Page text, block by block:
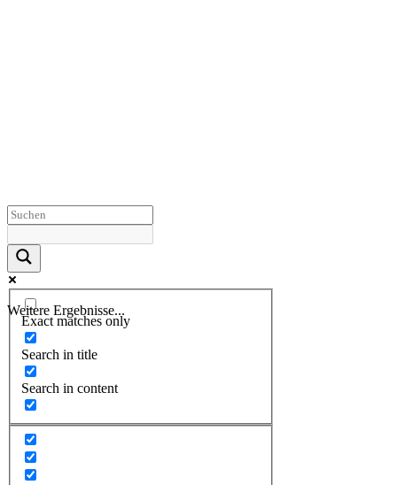
Weitere Ergebnisse...
Exact matches only
Search in title
Search in content